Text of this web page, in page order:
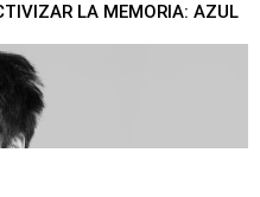
LA MEMORIA: AZUL